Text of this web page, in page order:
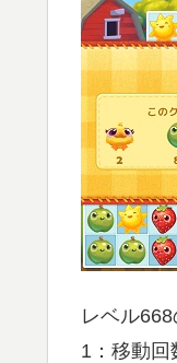
レベル
1：移動回